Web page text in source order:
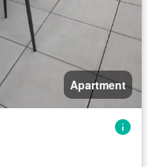
Apartment